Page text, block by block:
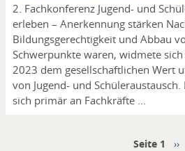
2. Fachkonferenz Jugend- und
erleben – Anerkennung stärken
Bildungsgerechtigkeit und Abbau
Schwerpunkte waren, widmete
2023 dem gesellschaftlichen Wert
von Jugend- und
sich primär an Fachkräfte ...
Seite 1 ››